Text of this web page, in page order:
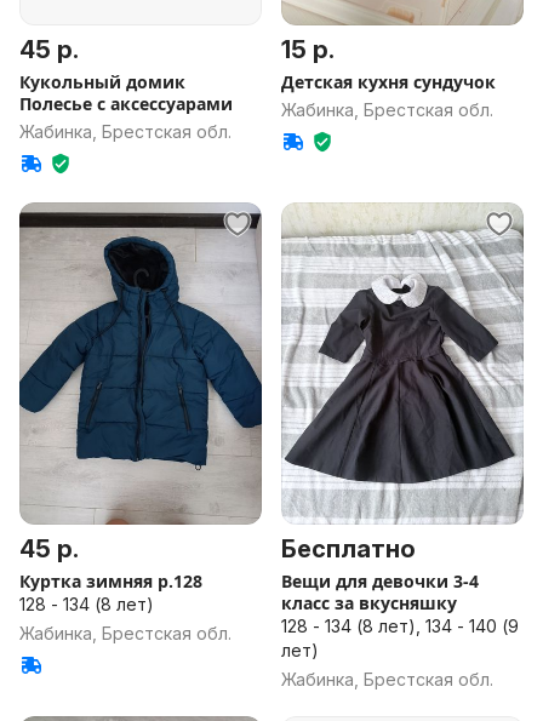
45 р.
Кукольный домик
Полесье с аксессуарами
Жабинка, Брестская обл.
15 р.
Детская кухня сундучок
Жабинка, Брестская обл.
45 р.
Куртка зимняя р.128
128 - 134 (8 лет)
Жабинка, Брестская обл.
Бесплатно
Вещи для девочки 3-4
класс за вкусняшку
128 - 134 (8 лет), 134 - 140 (9
лет)
Жабинка, Брестская обл.